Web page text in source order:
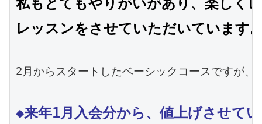
私もとてもやりがいがあり、楽しく
レッスンをさせていただいています
2月からスタートしたベーシックコースですが
◆来年1月入会分から、値上げさせて